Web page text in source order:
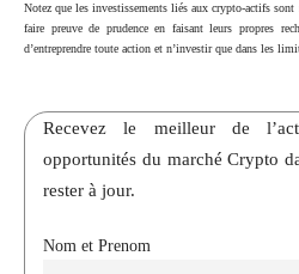
Notez que les investissements liés aux crypto-actifs
faire preuve de prudence en faisant leurs propres
d’entreprendre toute action et n’investir que dans les
Recevez le meilleur de
opportunités du marché Crypto
rester à jour.
Nom et Prenom